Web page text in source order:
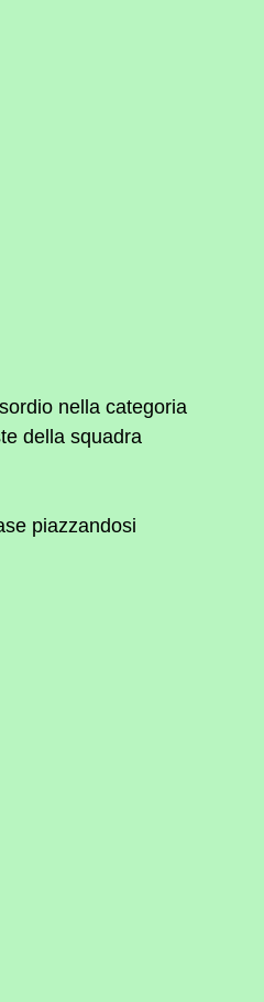
nella categoria
della squadra
piazzandosi